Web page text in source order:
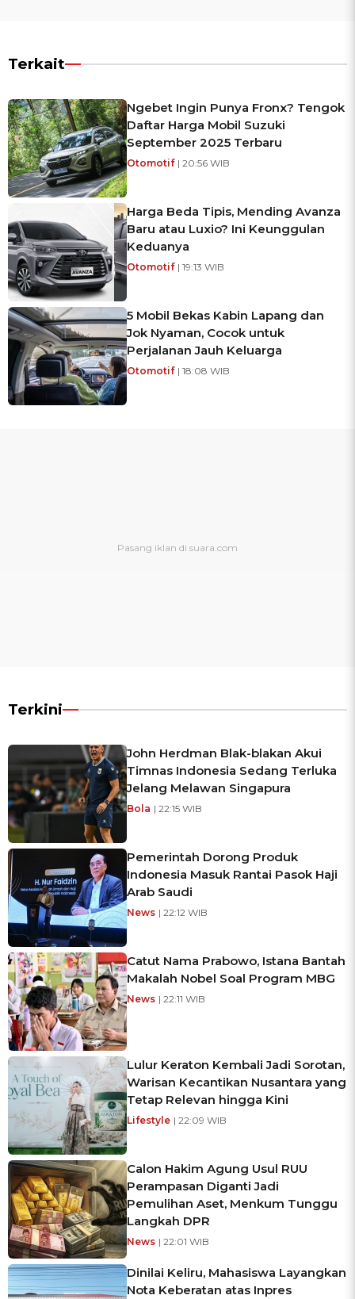
Terkait
Ngebet Ingin Punya Fronx? Tengok
Daftar Harga Mobil Suzuki
September 2025 Terbaru
Otomotif | 20:56 WIB
Harga Beda Tipis, Mending Avanza
Baru atau Luxio? Ini Keunggulan
Keduanya
Otomotif | 19:13 WIB
5 Mobil Bekas Kabin Lapang dan
Jok Nyaman, Cocok untuk
Perjalanan Jauh Keluarga
Otomotif | 18:08 WIB
Terkini
John Herdman Blak-blakan Akui
Timnas Indonesia Sedang Terluka
Jelang Melawan Singapura
Bola | 22:15 WIB
Pemerintah Dorong Produk
Indonesia Masuk Rantai Pasok Haji
Arab Saudi
News | 22:12 WIB
Catut Nama Prabowo, Istana Bantah
Makalah Nobel Soal Program MBG
News | 22:11 WIB
Lulur Keraton Kembali Jadi Sorotan,
Warisan Kecantikan Nusantara yang
Tetap Relevan hingga Kini
Lifestyle | 22:09 WIB
Calon Hakim Agung Usul RUU
Perampasan Diganti Jadi
Pemulihan Aset, Menkum Tunggu
Langkah DPR
News | 22:01 WIB
Dinilai Keliru, Mahasiswa Layangkan
Nota Keberatan atas Inpres